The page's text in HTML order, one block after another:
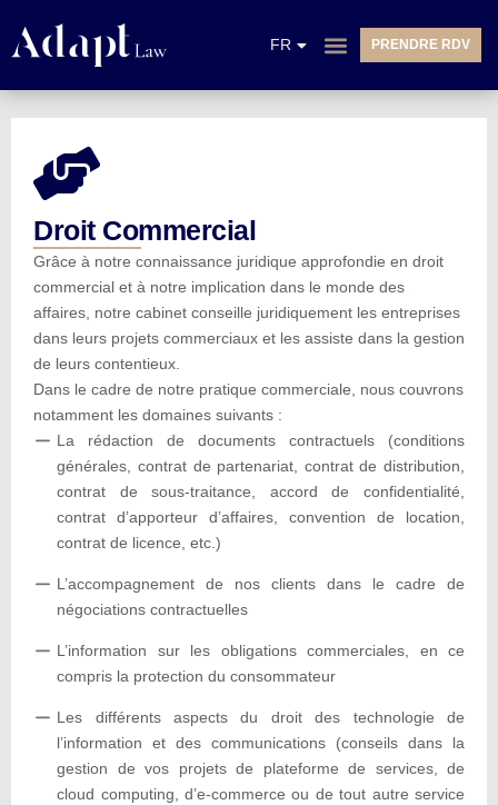
FR
NL
PRENDRE RDV
Droit Commercial
Grâce à notre connaissance juridique approfondie en droit
commercial et à notre implication dans le monde des
affaires, notre cabinet conseille juridiquement les entreprises
dans leurs projets commerciaux et les assiste dans la gestion
de leurs contentieux.
Dans le cadre de notre pratique commerciale, nous couvrons
notamment les domaines suivants :
La rédaction de documents contractuels (conditions
générales, contrat de partenariat, contrat de distribution,
contrat de sous-traitance, accord de confidentialité,
contrat d’apporteur d’affaires, convention de location,
contrat de licence, etc.)
L’accompagnement de nos clients dans le cadre de
négociations contractuelles
L’information sur les obligations commerciales, en ce
compris la protection du consommateur
Les différents aspects du droit des technologie de
l’information et des communications (conseils dans la
gestion de vos projets de plateforme de services, de
cloud computing, d’e-commerce ou de tout autre service